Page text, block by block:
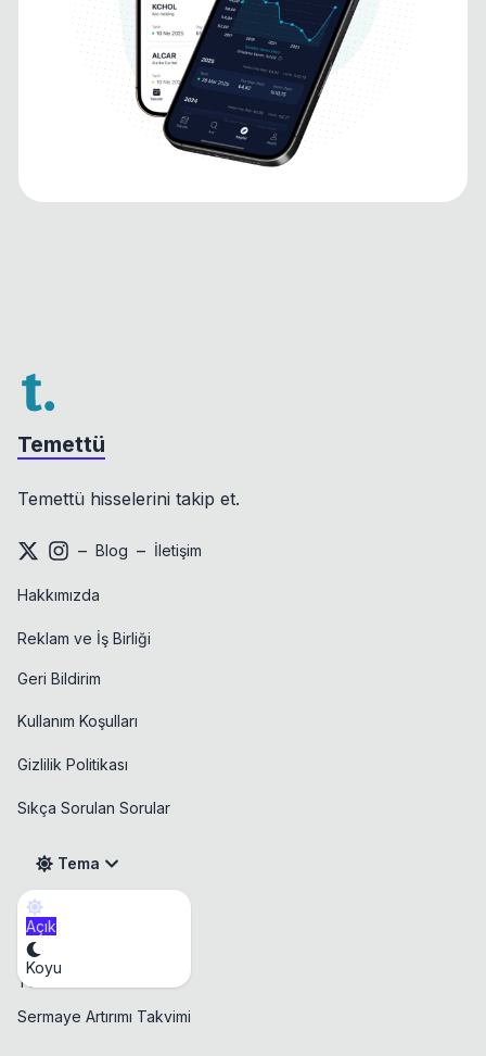
Temettü
Temettü hisselerini takip et.
– Blog – İletişim
Hakkımızda
Reklam ve İş Birliği
Geri Bildirim
Kullanım Koşulları
Gizlilik Politikası
Sıkça Sorulan Sorular
Tema
Açık
Koyu
Takvim
Temettü Takvimi
Sermaye Artırımı Takvimi